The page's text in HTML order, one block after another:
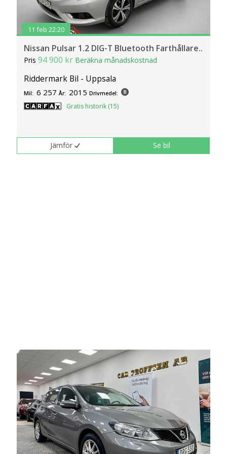
11 feb 22:20
Nissan Pulsar 1.2 DIG-T Bluetooth Farthållare..
Pris94 900 kr Beräkna månadskostnad
Riddermark Bil - Uppsala
Mil: 6 257 År: 2015 Drivmedel:
Gratis historik (15)
Jämför Se bil